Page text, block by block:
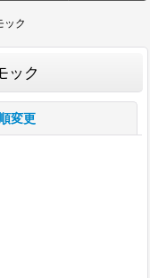
ック
ック
変更